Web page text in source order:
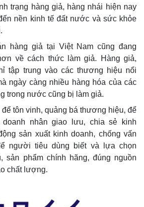
trạng hàng giả, hàng nhái hiện nay
nền kinh tế đất nước và sức khỏe
hàng giả tại Việt Nam cũng đang
về cách thức làm giả. Hàng giả,
tập trung vào các thương hiệu nổi
ngày càng nhiều hàng hóa của các
trong nước cũng bị làm giả.
tôn vinh, quảng bá thương hiệu, để
doanh nhân giao lưu, chia sẻ kinh
sản xuất kinh doanh, chống vấn
người tiêu dùng biết và lựa chọn
sản phẩm chính hãng, đúng nguồn
chất lượng.